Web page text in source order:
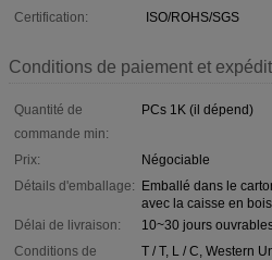
Certification:
ISO/ROHS/SGS
Conditions de paiement et
Quantité de
commande min:
PCs 1K (il dépend)
Prix:
Négociable
Détails d'emballage: Emballé dans le
avec la caisse en
Délai de livraison:
10~30 jours
Conditions de
T / T, L / C, Western